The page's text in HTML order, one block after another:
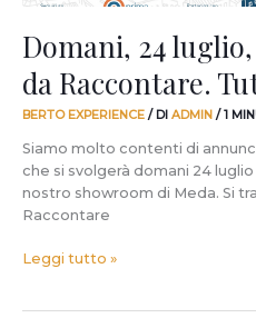
Domani, 24
da Raccontare.
BERTO EXPERIENCE / DI ADMIN /1
Siamo molto contenti di
che si svolgerà domani 24 luglio
nostro showroom di Meda. Si
Raccontare
Leggi tutto »